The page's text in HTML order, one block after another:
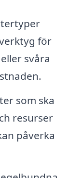
för
svåra
som ska
resurser
påverka